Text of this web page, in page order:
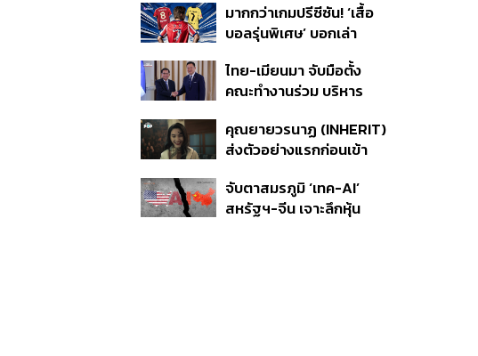
มากกว่าเกมปรีซีซัน! ‘เสื้อ
บอลรุ่นพิเศษ’ บอกเล่า
ไทย-เมียนมา จับมือตั้ง
คณะทำงานร่วม บริหาร
พรมแดน ชูเป้าหมายสิ่ง
แวดล้อมยั่งยืน
คุณยายวรนาฏ (INHERIT)
ส่งตัวอย่างแรกก่อนเข้า
จับตาสมรภูมิ ‘เทค-AI’
สหรัฐฯ-จีน เจาะลึกหุ้น